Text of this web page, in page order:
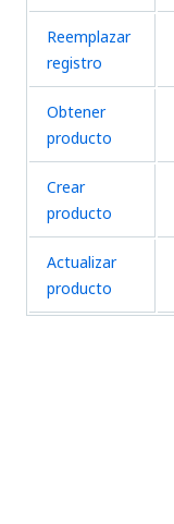
Reemplazar
registro
Obtener
producto
Crear
producto
Actualizar
producto